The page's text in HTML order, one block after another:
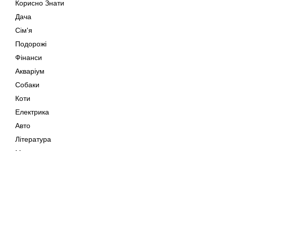
Корисно Знати
Дача
Сім'я
Подорожі
Фінанси
Акваріум
Собаки
Коти
Електрика
Авто
Література
Музика